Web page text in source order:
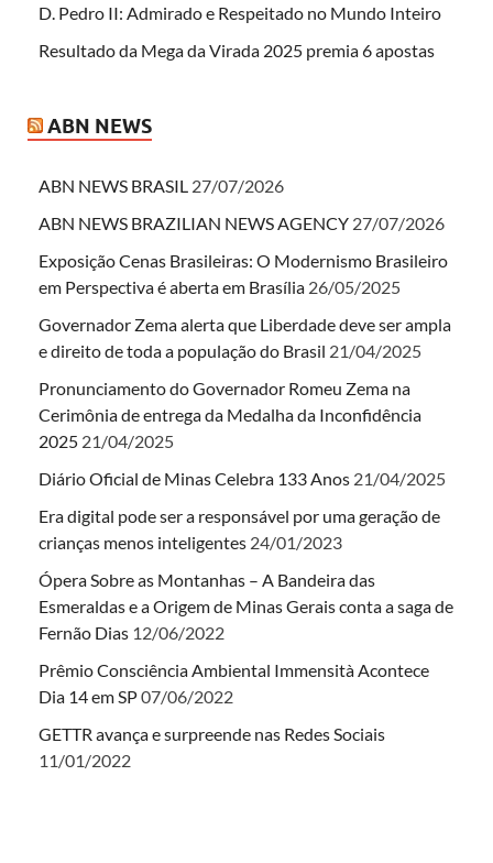
D. Pedro II: Admirado e Respeitado no Mundo Inteiro
Resultado da Mega da Virada 2025 premia 6 apostas
ABN NEWS
ABN NEWS BRASIL 27/07/2026
ABN NEWS BRAZILIAN NEWS AGENCY 27/07/2026
Exposição Cenas Brasileiras: O Modernismo Brasileiro
em Perspectiva é aberta em Brasília 26/05/2025
Governador Zema alerta que Liberdade deve ser ampla
e direito de toda a população do Brasil 21/04/2025
Pronunciamento do Governador Romeu Zema na
Cerimônia de entrega da Medalha da Inconfidência
2025 21/04/2025
Diário Oficial de Minas Celebra 133 Anos 21/04/2025
Era digital pode ser a responsável por uma geração de
crianças menos inteligentes 24/01/2023
Ópera Sobre as Montanhas – A Bandeira das
Esmeraldas e a Origem de Minas Gerais conta a saga de
Fernão Dias 12/06/2022
Prêmio Consciência Ambiental Immensità Acontece
Dia 14 em SP07/06/2022
GETTR avança e surpreende nas Redes Sociais
11/01/2022